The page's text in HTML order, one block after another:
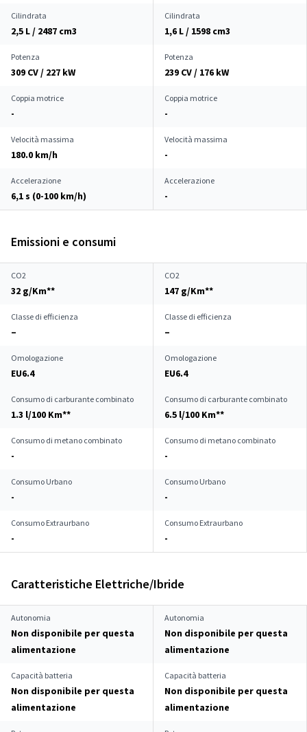
Cilindrata
2,5 L / 2487 cm3
Cilindrata
1,6 L / 1598 cm3
Potenza
309 CV / 227 kW
Potenza
239 CV / 176 kW
Coppia motrice
-
Coppia motrice
-
Velocità massima
180.0 km/h
Velocità massima
-
Accelerazione
6,1 s (0-100 km/h)
Accelerazione
-
Emissioni e consumi
CO2
32 g/Km**
CO2
147 g/Km**
Classe di efficienza
–
Classe di efficienza
–
Omologazione
EU6.4
Omologazione
EU6.4
Consumo di carburante combinato
1.3 l/100 Km**
Consumo di carburante combinato
6.5 l/100 Km**
Consumo di metano combinato
-
Consumo di metano combinato
-
Consumo Urbano
-
Consumo Urbano
-
Consumo Extraurbano
-
Consumo Extraurbano
-
Caratteristiche Elettriche/Ibride
Autonomia
Non disponibile per questa
alimentazione
Autonomia
Non disponibile per questa
alimentazione
Capacità batteria
Non disponibile per questa
alimentazione
Capacità batteria
Non disponibile per questa
alimentazione